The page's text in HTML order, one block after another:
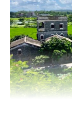
开平碉楼历